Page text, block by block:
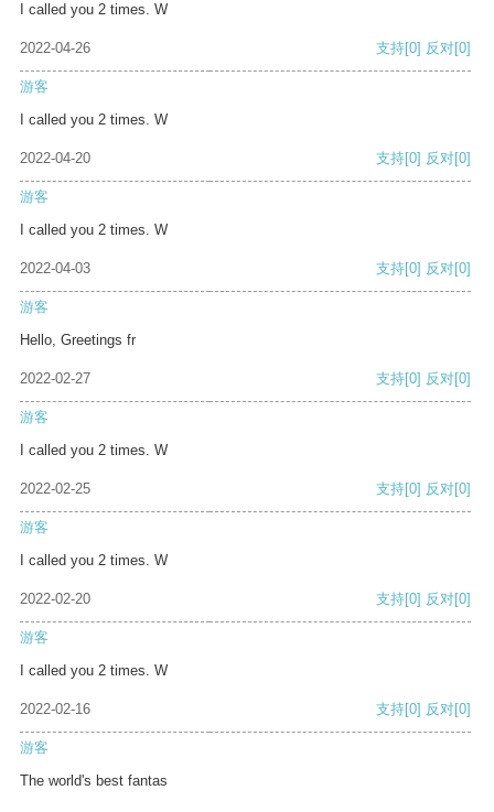
I called you 2 times. W
2022-04-26 支持[0] 反对[0]
游客
I called you 2 times. W
2022-04-20 支持[0] 反对[0]
游客
I called you 2 times. W
2022-04-03 支持[0] 反对[0]
游客
Hello, Greetings fr
2022-02-27 支持[0] 反对[0]
游客
I called you 2 times. W
2022-02-25 支持[0] 反对[0]
游客
I called you 2 times. W
2022-02-20 支持[0] 反对[0]
游客
I called you 2 times. W
2022-02-16 支持[0] 反对[0]
游客
The world's best fantas